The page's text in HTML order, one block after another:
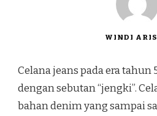
WINDI
Celana jeans pada era
dengan sebutan “jengki”.
bahan denim yang sampai